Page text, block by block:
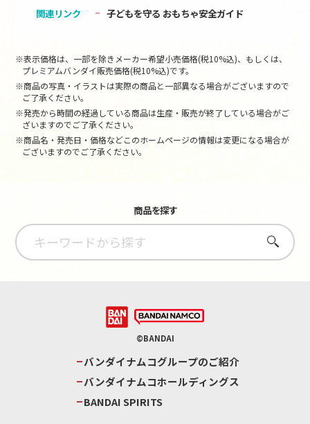
関連リンク 子どもを守る おもちゃ安全ガイド
※表示価格は、一部を除きメーカー希望小売価格(税10%込)、もしくは、
プレミアムバンダイ販売価格(税10%込)です。
※商品の写真・イラストは実際の商品と一部異なる場合がございますので
ご了承ください。
※発売から時間の経過している商品は生産・販売が終了している場合がご
ざいますのでご了承ください。
※商品名・発売日・価格などこのホームページの情報は変更になる場合が
ございますのでご了承ください。
商品を探す
さがす
©BANDAI
バンダイナムコグループのご紹介
バンダイナムコホールディングス
BANDAI SPIRITS